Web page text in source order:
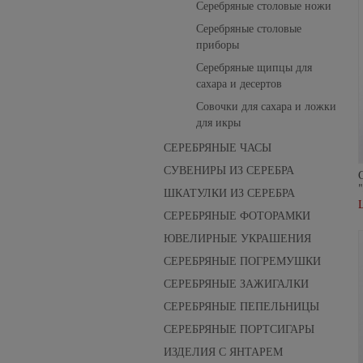
Серебряные столовые ножи
Серебряные столовые
приборы
Серебряные щипцы для
сахара и десертов
Совочки для сахара и ложки
для икры
СЕРЕБРЯНЫЕ ЧАСЫ
СУВЕНИРЫ ИЗ СЕРЕБРА
ШКАТУЛКИ ИЗ СЕРЕБРА
СЕРЕБРЯНЫЕ ФОТОРАМКИ
ЮВЕЛИРНЫЕ УКРАШЕНИЯ
СЕРЕБРЯНЫЕ ПОГРЕМУШКИ
СЕРЕБРЯНЫЕ ЗАЖИГАЛКИ
СЕРЕБРЯНЫЕ ПЕПЕЛЬНИЦЫ
СЕРЕБРЯНЫЕ ПОРТСИГАРЫ
ИЗДЕЛИЯ С ЯНТАРЕМ